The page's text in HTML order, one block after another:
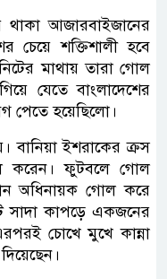
থাকা আজারবাইজানের
চেয়ে শক্তিশালী হবে
মাথায় তারা গোল
যেতে বাংলাদেশের
পেতে হয়েছিলো।
বানিয়া ইশরাকের ক্রস
করেন। ফুটবলে গোল
অধিনায়ক গোল করে
সাদা কাপড়ে একজনের
চোখে মুখে কান্না